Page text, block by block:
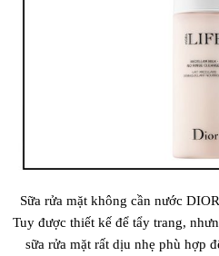
Sữa rửa mặt không cần nước
Tuy được thiết kế để tẩy trang,
sữa rửa mặt rất dịu nhẹ phù hợp